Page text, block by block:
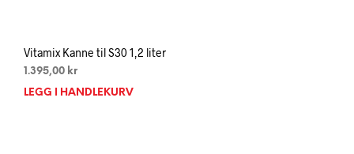
Vitamix Kanne til S30 1,2 liter
1.395,00 kr
LEGG I HANDLEKURV